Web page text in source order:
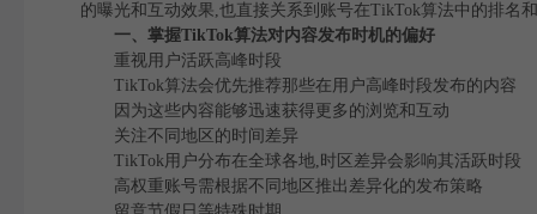
的曝光和互动效果,也直接关系到账号在TikTok算法中的排名
一、掌握TikTok算法对内容发布时机的偏好
重视用户活跃高峰时段
TikTok算法会优先推荐那些在用户高峰时段发布的内容
因为这些内容能够迅速获得更多的浏览和互动
关注不同地区的时间差异
TikTok用户分布在全球各地,时区差异会影响其活跃时段
高权重账号需根据不同地区推出差异化的发布策略